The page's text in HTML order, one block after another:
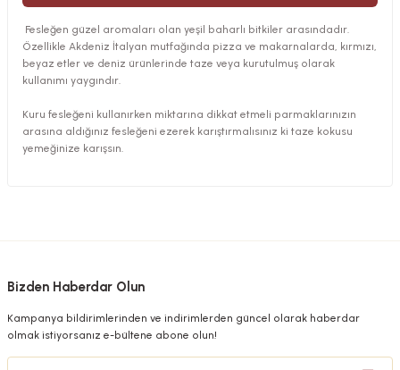
Fesleğen güzel aromaları olan yeşil baharlı bitkiler arasındadır.
Özellikle Akdeniz İtalyan mutfağında pizza ve makarnalarda, kırmızı,
beyaz etler ve deniz ürünlerinde taze veya kurutulmuş olarak
kullanımı yaygındır.
Kuru fesleğeni kullanırken miktarına dikkat etmeli parmaklarınızın
arasına aldığınız fesleğeni ezerek karıştırmalısınız ki taze kokusu
yemeğinize karışsın.
Bizden Haberdar Olun
Kampanya bildirimlerinden ve indirimlerden güncel olarak haberdar
olmak istiyorsanız e-bültene abone olun!